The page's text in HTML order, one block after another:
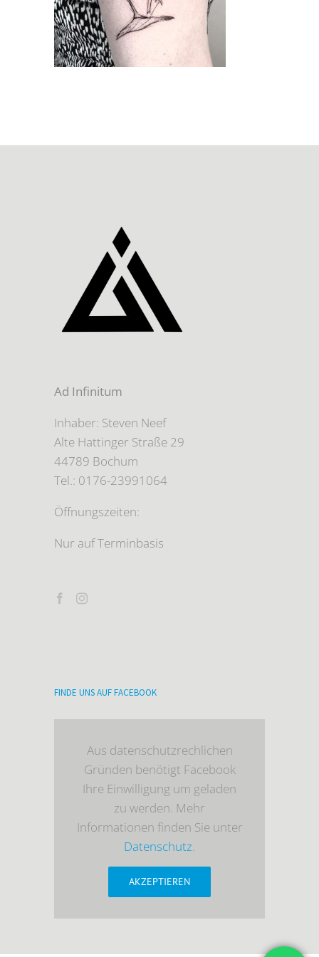
Ad Infinitum
Inhaber: Steven Neef
Alte Hattinger Straße 29
44789 Bochum
Tel.: 0176-23991064
Öffnungszeiten:
Nur auf Terminbasis
FINDE UNS AUF FACEBOOK
Aus datenschutzrechlichen
Gründen benötigt Facebook
Ihre Einwilligung um geladen
zu werden. Mehr
Informationen finden Sie unter
Datenschutz.
AKZEPTIEREN